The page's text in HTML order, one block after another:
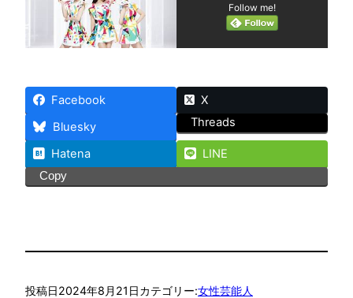
Follow me!
Facebook
X
Bluesky
Threads
Hatena LINE
Copy
投稿日2024年8月21日カテゴリー:女性芸能人